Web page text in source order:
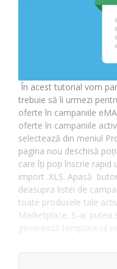
În acest tutorial vom
trebuie să îi urmezi
oferte în campaniile
oferte în campaniile
selectează din meniul
pagina nou deschisă
care îți poți înscrie rapid
import .XLS. Apasă
deasupra listei de
toate produsele tale
Marketplace. S-ar
generează template-ul